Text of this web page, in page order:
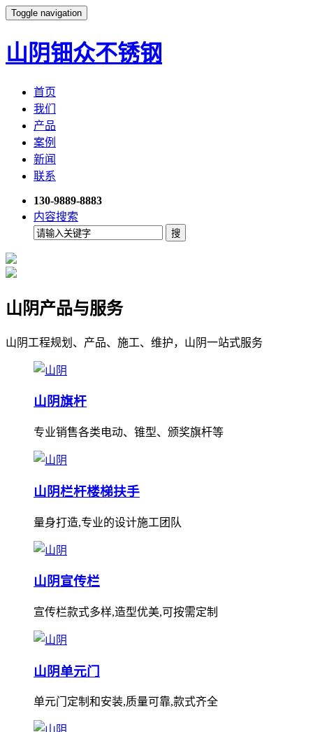
Toggle navigation
山阴钿众不锈钢
首页
我们
产品
案例
新闻
联系
130-9889-8883
内容搜索
山阴产品与服务
山阴工程规划、产品、施工、维护，山阴一站式服务
山阴旗杆
专业销售各类电动、锥型、颁奖旗杆等
山阴栏杆楼梯扶手
量身打造,专业的设计施工团队
山阴宣传栏
宣传栏款式多样,造型优美,可按需定制
山阴单元门
单元门定制和安装,质量可靠,款式齐全